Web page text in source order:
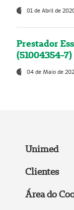
01 de Abril de
Prestador
(51004354-7)
04 de Maio de
Unimed
Clientes
Área do